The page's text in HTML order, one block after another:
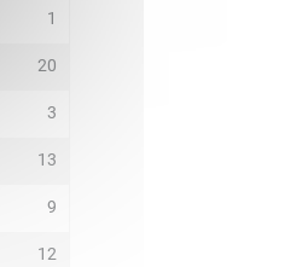
1
20
3
13
9
12